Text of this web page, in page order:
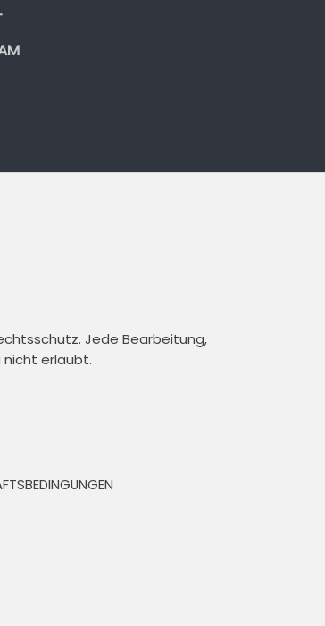
Jede Bearbeitung,
erlaubt.